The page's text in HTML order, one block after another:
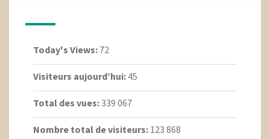
Today's Views: 72
Visiteurs aujourd’hui: 45
Total des vues: 339 067
Nombre total de visiteurs: 123 868